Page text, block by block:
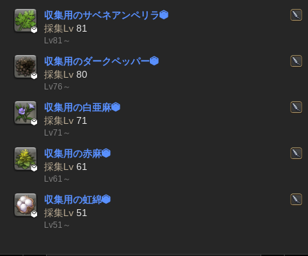

収集用のサベネアンペリラ
採集Lv 81
Lv81～

収集用のダークペッパー
採集Lv 80
Lv76～

収集用の白亜麻
採集Lv 71
Lv71～

収集用の赤麻
採集Lv 61
Lv61～

収集用の虹綿
採集Lv 51
Lv51～